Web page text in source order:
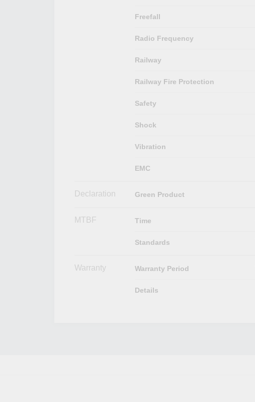
Freefall
Radio Frequency
Railway
Railway Fire Protection
Safety
Shock
Vibration
EMC
Declaration Green Product
MTBF Time
Standards
Warranty Warranty Period
Details